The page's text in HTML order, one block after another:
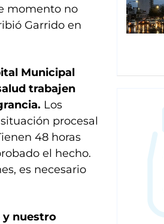
momento no
Garrido en
Municipal
trabajen
Los
procesal
48 horas
el hecho.
es necesario
y nuestro